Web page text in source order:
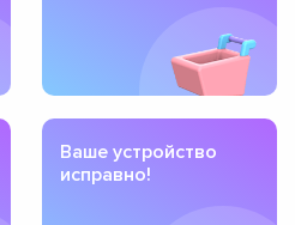
Ваше устройство
исправно!